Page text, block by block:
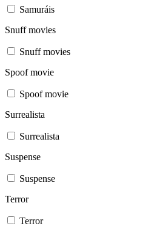
Samuráis
Snuff movies
Snuff movies
Spoof movie
Spoof movie
Surrealista
Surrealista
Suspense
Suspense
Terror
Terror